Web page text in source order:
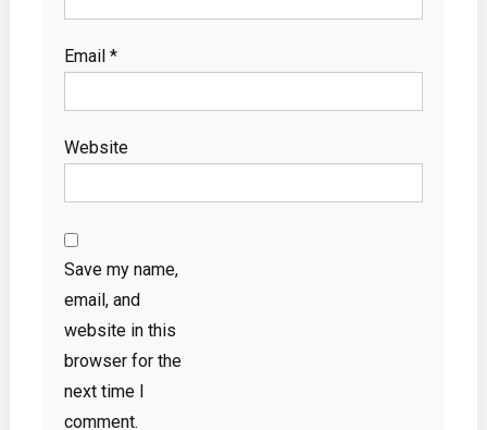
Email *
Website
Save my name,
email, and
website in this
browser for the
next time I
comment.